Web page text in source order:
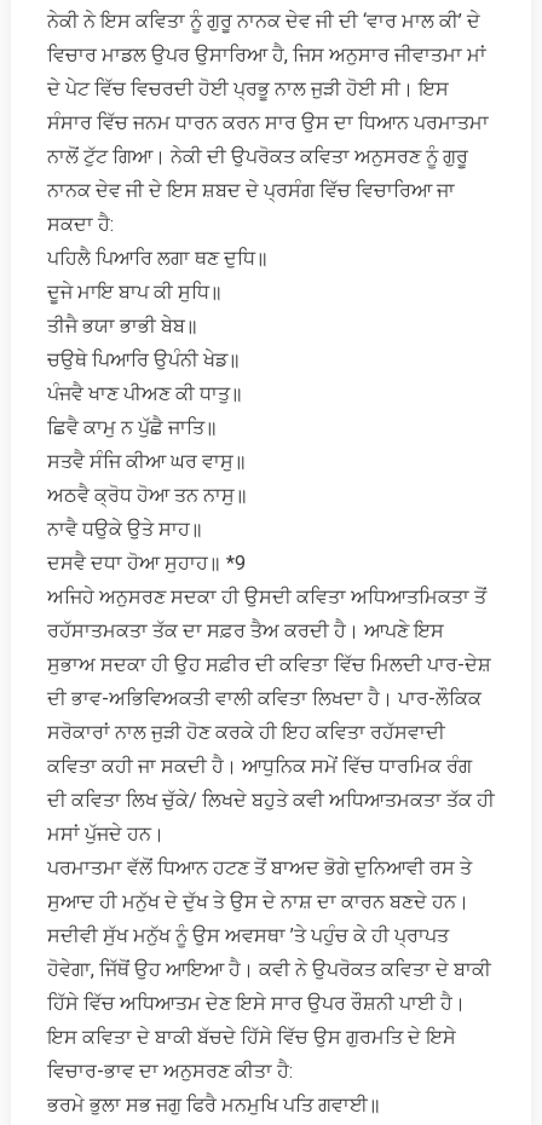
ਨੇਕੀ ਨੇ ਇਸ ਕਵਿਤਾ ਨੂੰ ਗੁਰੂ ਨਾਨਕ ਦੇਵ ਜੀ ਦੀ ‘ਵਾਰ ਮਾਲ ਕੀ’ ਦੇ
ਵਿਚਾਰ ਮਾਡਲ ਉਪਰ ਉਸਾਰਿਆ ਹੈ, ਜਿਸ ਅਨੁਸਾਰ ਜੀਵਾਤਮਾ ਮਾਂ
ਦੇ ਪੇਟ ਵਿੱਚ ਵਿਚਰਦੀ ਹੋਈ ਪ੍ਰਭੂ ਨਾਲ ਜੁੜੀ ਹੋਈ ਸੀ। ਇਸ
ਸੰਸਾਰ ਵਿੱਚ ਜਨਮ ਧਾਰਨ ਕਰਨ ਸਾਰ ਉਸ ਦਾ ਧਿਆਨ ਪਰਮਾਤਮਾ
ਨਾਲੋਂ ਟੁੱਟ ਗਿਆ। ਨੇਕੀ ਦੀ ਉਪਰੋਕਤ ਕਵਿਤਾ ਅਨੁਸਰਣ ਨੂੰ ਗੁਰੂ
ਨਾਨਕ ਦੇਵ ਜੀ ਦੇ ਇਸ ਸ਼ਬਦ ਦੇ ਪ੍ਰਸੰਗ ਵਿੱਚ ਵਿਚਾਰਿਆ ਜਾ
ਸਕਦਾ ਹੈ:
ਪਹਿਲੈ ਪਿਆਰਿ ਲਗਾ ਥਣ ਦੁਧਿ॥
ਦੂਜੇ ਮਾਇ ਬਾਪ ਕੀ ਸੁਧਿ॥
ਤੀਜੈ ਭਯਾ ਭਾਭੀ ਬੇਬ॥
ਚਉਥੇ ਪਿਆਰਿ ਉਪੰਨੀ ਖੇਡ॥
ਪੰਜਵੈ ਖਾਣ ਪੀਅਣ ਕੀ ਧਾਤੁ॥
ਛਿਵੈ ਕਾਮੁ ਨ ਪੁੱਛੈ ਜਾਤਿ॥
ਸਤਵੈ ਸੰਜਿ ਕੀਆ ਘਰ ਵਾਸੁ॥
ਅਠਵੈ ਕ੍ਰੋਧ ਹੋਆ ਤਨ ਨਾਸੁ॥
ਨਾਵੈ ਧਉਕੇ ਉਤੇ ਸਾਹ॥
ਦਸਵੈ ਦਧਾ ਹੋਆ ਸੁਹਾਹ॥ *9
ਅਜਿਹੇ ਅਨੁਸਰਣ ਸਦਕਾ ਹੀ ਉਸਦੀ ਕਵਿਤਾ ਅਧਿਆਤਮਿਕਤਾ ਤੋਂ
ਰਹੱਸਾਤਮਕਤਾ ਤੱਕ ਦਾ ਸਫ਼ਰ ਤੈਅ ਕਰਦੀ ਹੈ। ਆਪਣੇ ਇਸ
ਸੁਭਾਅ ਸਦਕਾ ਹੀ ਉਹ ਸਫ਼ੀਰ ਦੀ ਕਵਿਤਾ ਵਿੱਚ ਮਿਲਦੀ ਪਾਰ-ਦੇਸ਼
ਦੀ ਭਾਵ-ਅਭਿਵਿਅਕਤੀ ਵਾਲੀ ਕਵਿਤਾ ਲਿਖਦਾ ਹੈ। ਪਾਰ-ਲੌਕਿਕ
ਸਰੋਕਾਰਾਂ ਨਾਲ ਜੁੜੀ ਹੋਣ ਕਰਕੇ ਹੀ ਇਹ ਕਵਿਤਾ ਰਹੱਸਵਾਦੀ
ਕਵਿਤਾ ਕਹੀ ਜਾ ਸਕਦੀ ਹੈ। ਆਧੁਨਿਕ ਸਮੇਂ ਵਿੱਚ ਧਾਰਮਿਕ ਰੰਗ
ਦੀ ਕਵਿਤਾ ਲਿਖ ਚੁੱਕੇ/ ਲਿਖਦੇ ਬਹੁਤੇ ਕਵੀ ਅਧਿਆਤਮਕਤਾ ਤੱਕ ਹੀ
ਮਸਾਂ ਪੁੱਜਦੇ ਹਨ।
ਪਰਮਾਤਮਾ ਵੱਲੋਂ ਧਿਆਨ ਹਟਣ ਤੋਂ ਬਾਅਦ ਭੋਗੇ ਦੁਨਿਆਵੀ ਰਸ ਤੇ
ਸੁਆਦ ਹੀ ਮਨੁੱਖ ਦੇ ਦੁੱਖ ਤੇ ਉਸ ਦੇ ਨਾਸ਼ ਦਾ ਕਾਰਨ ਬਣਦੇ ਹਨ।
ਸਦੀਵੀ ਸੁੱਖ ਮਨੁੱਖ ਨੂੰ ਉਸ ਅਵਸਥਾ ’ਤੇ ਪਹੁੰਚ ਕੇ ਹੀ ਪ੍ਰਾਪਤ
ਹੋਵੇਗਾ, ਜਿੱਥੋਂ ਉਹ ਆਇਆ ਹੈ। ਕਵੀ ਨੇ ਉਪਰੋਕਤ ਕਵਿਤਾ ਦੇ ਬਾਕੀ
ਹਿੱਸੇ ਵਿੱਚ ਅਧਿਆਤਮ ਦੇਣ ਇਸੇ ਸਾਰ ਉਪਰ ਰੌਸ਼ਨੀ ਪਾਈ ਹੈ।
ਇਸ ਕਵਿਤਾ ਦੇ ਬਾਕੀ ਬੱਚਦੇ ਹਿੱਸੇ ਵਿੱਚ ਉਸ ਗੁਰਮਤਿ ਦੇ ਇਸੇ
ਵਿਚਾਰ-ਭਾਵ ਦਾ ਅਨੁਸਰਣ ਕੀਤਾ ਹੈ:
ਭਰਮੇ ਭੁਲਾ ਸਭ ਜਗੁ ਫਿਰੈ ਮਨਮੁਖਿ ਪਤਿ ਗਵਾਈ॥